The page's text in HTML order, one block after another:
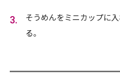
そうめんをミニカップに入
る。